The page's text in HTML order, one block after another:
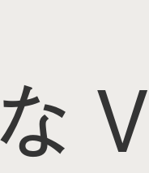
V